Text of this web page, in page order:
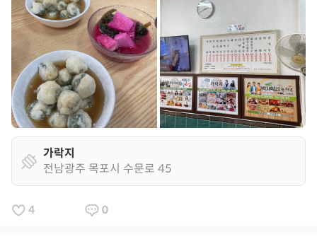
가락지
전남광주 목포시 수문로 45
4 0